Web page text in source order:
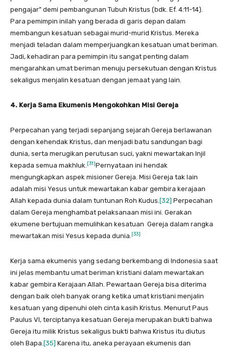
pengajar” demi pembangunan Tubuh Kristus (bdk. Ef. 4:11-14).
Para pemimpin inilah yang berada di garis depan dalam
membangun kesatuan sebagai murid-murid Kristus. Mereka
menjadi teladan dalam memperjuangkan kesatuan umat beriman.
Jadi, kehadiran para pemimpin itu sangat penting dalam
mengarahkan umat beriman menuju persekutuan dengan Kristus
sekaligus menjalin kesatuan dengan jemaat yang lain.
4. Kerja Sama Ekumenis Mengokohkan Misi Gereja
Perpecahan yang terjadi sepanjang sejarah Gereja berlawanan
dengan kehendak Kristus, dan menjadi batu sandungan bagi
dunia, serta merugikan perutusan suci, yakni mewartakan Injil
kepada semua makhluk. [31]Pernyataan ini hendak
mengungkapkan aspek misioner Gereja. Misi Gereja tak lain
adalah misi Yesus untuk mewartakan kabar gembira kerajaan
Allah kepada dunia dalam tuntunan Roh Kudus. [32] Perpecahan
dalam Gereja menghambat pelaksanaan misi ini. Gerakan
ekumene bertujuan memulihkan kesatuan Gereja dalam rangka
mewartakan misi Yesus kepada dunia. [33]
Kerja sama ekumenis yang sedang berkembang di Indonesia saat
ini jelas membantu umat beriman kristiani dalam mewartakan
kabar gembira Kerajaan Allah. Pewartaan Gereja bisa diterima
dengan baik oleh banyak orang ketika umat kristiani menjalin
kesatuan yang dipenuhi oleh cinta kasih Kristus. Menurut Paus
Paulus VI, terciptanya kesatuan Gereja merupakan bukti bahwa
Gereja itu milik Kristus sekaligus bukti bahwa Kristus itu diutus
oleh Bapa. [35] Karena itu, aneka perayaan ekumenis dan